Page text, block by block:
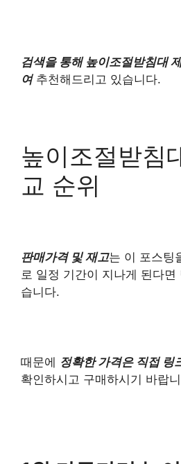
검색을 통해 높이조절받침대
여추천해드리고 있습니다.
높이조절받침
교 순위
판매가격 및 재고는 이 포스팅
로 일정 기간이 지나게 된다
습니다.
때문에 정확한 가격은 직접 링
확인하시고 구매하시기 바랍